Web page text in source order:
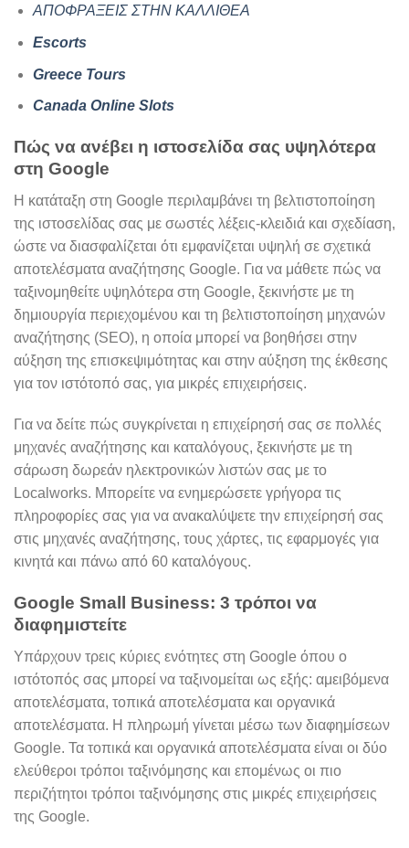
ΑΠΟΦΡΑΞΕΙΣ ΣΤΗΝ ΚΑΛΛΙΘΕΑ
Escorts
Greece Tours
Canada Online Slots
Πώς να ανέβει η ιστοσελίδα σας υψηλότερα
στη Google
Η κατάταξη στη Google περιλαμβάνει τη βελτιστοποίηση
της ιστοσελίδας σας με σωστές λέξεις-κλειδιά και σχεδίαση,
ώστε να διασφαλίζεται ότι εμφανίζεται υψηλή σε σχετικά
αποτελέσματα αναζήτησης Google. Για να μάθετε πώς να
ταξινομηθείτε υψηλότερα στη Google, ξεκινήστε με τη
δημιουργία περιεχομένου και τη βελτιστοποίηση μηχανών
αναζήτησης (SEO), η οποία μπορεί να βοηθήσει στην
αύξηση της επισκεψιμότητας και στην αύξηση της έκθεσης
για τον ιστότοπό σας, για μικρές επιχειρήσεις.
Για να δείτε πώς συγκρίνεται η επιχείρησή σας σε πολλές
μηχανές αναζήτησης και καταλόγους, ξεκινήστε με τη
σάρωση δωρεάν ηλεκτρονικών λιστών σας με το
Localworks. Μπορείτε να ενημερώσετε γρήγορα τις
πληροφορίες σας για να ανακαλύψετε την επιχείρησή σας
στις μηχανές αναζήτησης, τους χάρτες, τις εφαρμογές για
κινητά και πάνω από 60 καταλόγους.
Google Small Business: 3 τρόποι να
διαφημιστείτε
Υπάρχουν τρεις κύριες ενότητες στη Google όπου ο
ιστότοπός σας μπορεί να ταξινομείται ως εξής: αμειβόμενα
αποτελέσματα, τοπικά αποτελέσματα και οργανικά
αποτελέσματα. Η πληρωμή γίνεται μέσω των διαφημίσεων
Google. Τα τοπικά και οργανικά αποτελέσματα είναι οι δύο
ελεύθεροι τρόποι ταξινόμησης και επομένως οι πιο
περιζήτητοι τρόποι ταξινόμησης στις μικρές επιχειρήσεις
της Google.